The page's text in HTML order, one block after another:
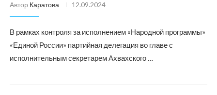
Автор Каратова 12.09.2024
В рамках контроля за исполнением «Народной программы»
«Единой России» партийная делегация во главе с
исполнительным секретарем Ахвахского …